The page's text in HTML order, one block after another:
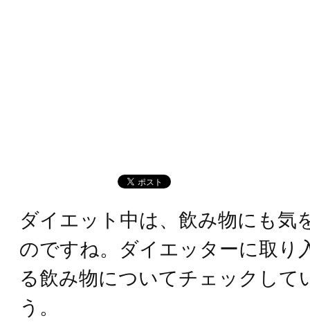
ダイエット中は、飲み物にも気
のですね。ダイエッターに取り
る飲み物についてチェックして
う。